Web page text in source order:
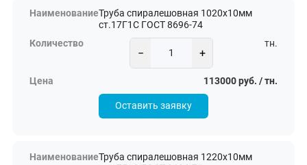
Труба спиралешовная 1020х10мм
ст.17Г1С ГОСТ 8696-74
− +
тн.
113000 руб. / тн.
Оставить заявку
Труба спиралешовная 1220х10мм